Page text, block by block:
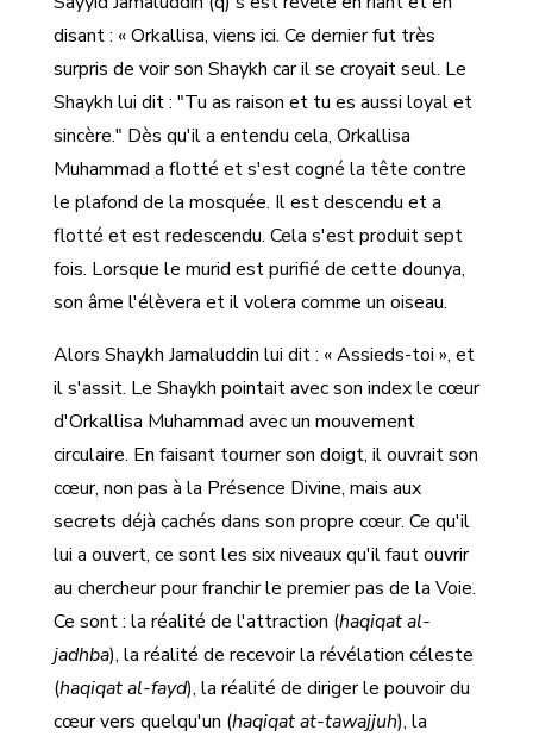
disant : « Orkallisa, viens ici. Ce dernier fut très
surpris de voir son Shaykh car il se croyait seul. Le
Shaykh lui dit : "Tu as raison et tu es aussi loyal et
sincère." Dès qu'il a entendu cela, Orkallisa
Muhammad a flotté et s'est cogné la tête contre
le plafond de la mosquée. Il est descendu et a
flotté et est redescendu. Cela s'est produit sept
fois. Lorsque le murid est purifié de cette dounya,
son âme l'élèvera et il volera comme un oiseau.
Alors Shaykh Jamaluddin lui dit : « Assieds-toi », et
il s'assit. Le Shaykh pointait avec son index le cœur
d'Orkallisa Muhammad avec un mouvement
circulaire. En faisant tourner son doigt, il ouvrait son
cœur, non pas à la Présence Divine, mais aux
secrets déjà cachés dans son propre cœur. Ce qu'il
lui a ouvert, ce sont les six niveaux qu'il faut ouvrir
au chercheur pour franchir le premier pas de la Voie.
Ce sont : la réalité de l'attraction (haqiqat al-
jadhba), la réalité de recevoir la révélation céleste
(haqiqat al-fayd), la réalité de diriger le pouvoir du
cœur vers quelqu'un (haqiqat at-tawajjuh), la